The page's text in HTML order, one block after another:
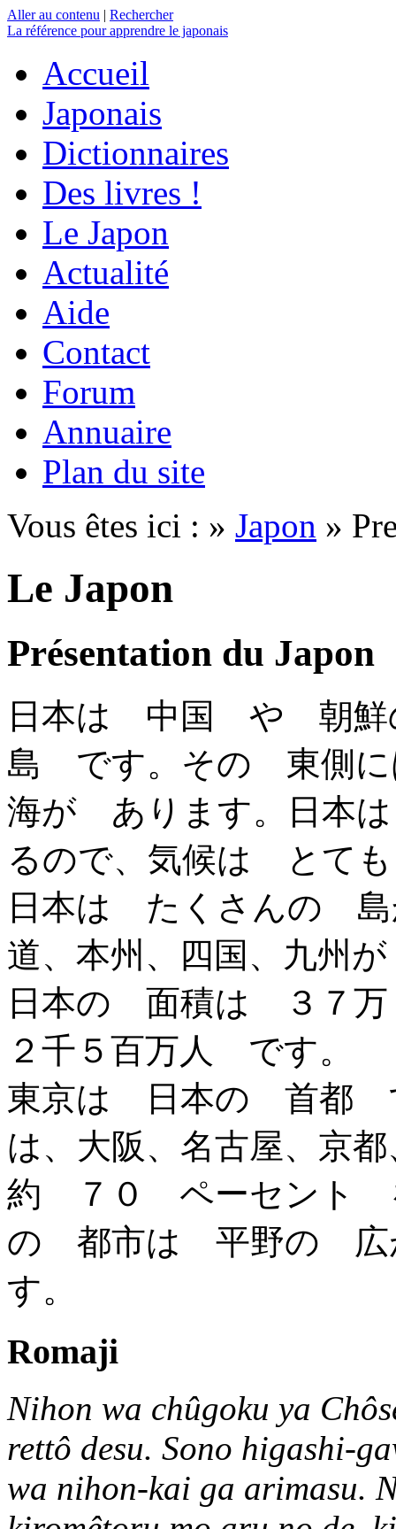
Aller au contenu | Rechercher
La référence pour apprendre le japonais
Accueil
Japonais
Dictionnaires
Des livres !
Le Japon
Actualité
Aide
Contact
Forum
Annuaire
Plan du site
Vous êtes ici : » Japon »
Le Japon
Présentation du Japon
日本は 中国 や 朝
島 です。その 東側
海が あります。日本
るので、気候は とて
日本は たくさんの
道、本州、四国、九
日本の 面積は ３７
２千５百万人 です。
東京は 日本の 首都
は、大阪、名古屋、
約 ７０ ペーセント
の 都市は 平野の 広
す。
Romaji
Nihon wa chûgoku ya
rettô desu. Sono higashi-
wa nihon-kai ga arimasu.